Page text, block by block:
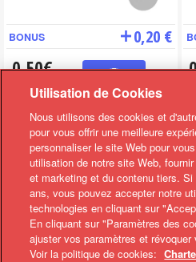
BONUS 0,20 €
0,50€
Sous le Pommier - Pur jus de
Pomme Nature ou...
Sur l'achat de 2 purs jus Sous le
Pommier 1L...
Utilisation de Cookies
Nous utilisons des cookies et
pour vous offrir une meilleure
personnaliser le site Web pour
utilisation de notre site Web,
et marketing et du contenu tiers.
ans, vous pouvez accepter notre
technologies en cliquant sur
En cliquant sur "Paramètres des
ajuster vos paramètres et
Voir la politique de cookies: